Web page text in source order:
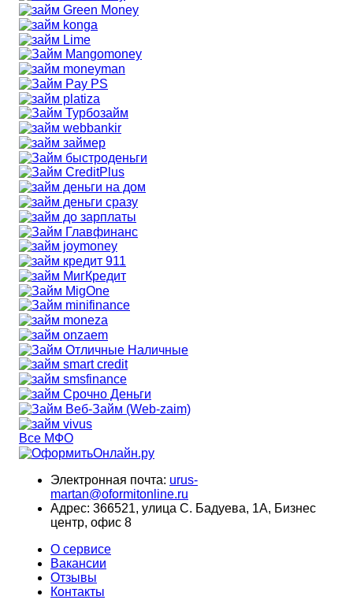
Все МФО
Электронная почта: urus-
martan@oformitonline.ru
Адрес: 366521, улица С. Бадуева, 1А, Бизнес
центр, офис 8
О сервисе
Вакансии
Отзывы
Контакты